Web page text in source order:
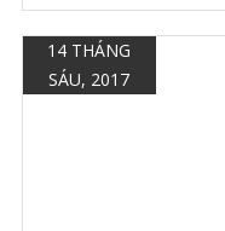
14 THÁNG
SÁU, 2017